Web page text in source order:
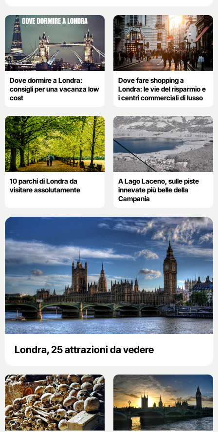
Dove dormire a Londra:
consigli per una vacanza low
cost
Dove fare shopping a
Londra: le vie del risparmio e
i centri commerciali di lusso
10 parchi di Londra da
visitare assolutamente
A Lago Laceno, sulle piste
innevate più belle della
Campania
Londra, 25 attrazioni da vedere